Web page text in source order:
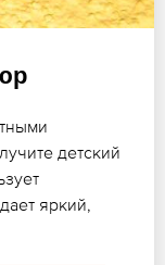
детский
яркий,